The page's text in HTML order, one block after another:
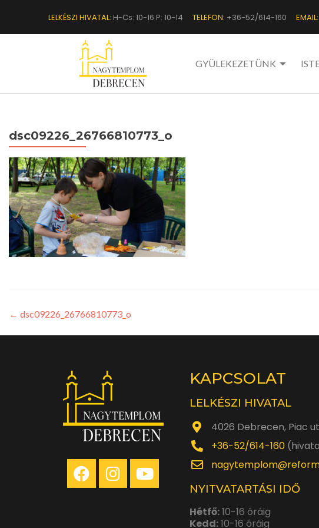
LELKÉSZI HIVATAL: H-Cs: 10-16 P: 10-14 TELEFON: +36-52/614-160 EMAIL:
GYÜLEKEZETÜNK
dsc09226_26766810773_o
← dsc09226_26766810773_o
KAPCSOLAT
LELKÉSZI HIVATAL
4026 Debrecen, Piac
+36-52/614-160
NYITVATARTÁSI IDŐ
Hétfő:10-16 óráig
Kedd:10-16 óráig